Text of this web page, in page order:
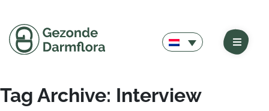
Tag Archive: Interview